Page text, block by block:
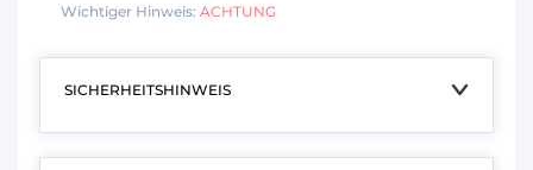
Wichtiger Hinweis: ACHTUNG
SICHERHEITSHINWEIS